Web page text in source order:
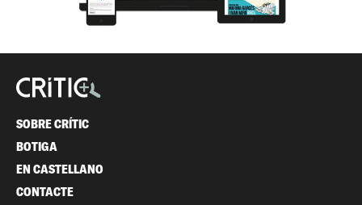
SOBRE CRÍTIC
BOTIGA
EN CASTELLANO
CONTACTE